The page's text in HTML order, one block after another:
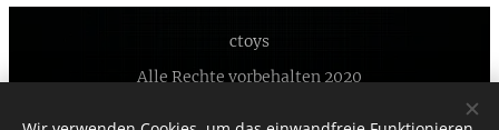
ctoys
Alle Rechte vorbehalten 2020